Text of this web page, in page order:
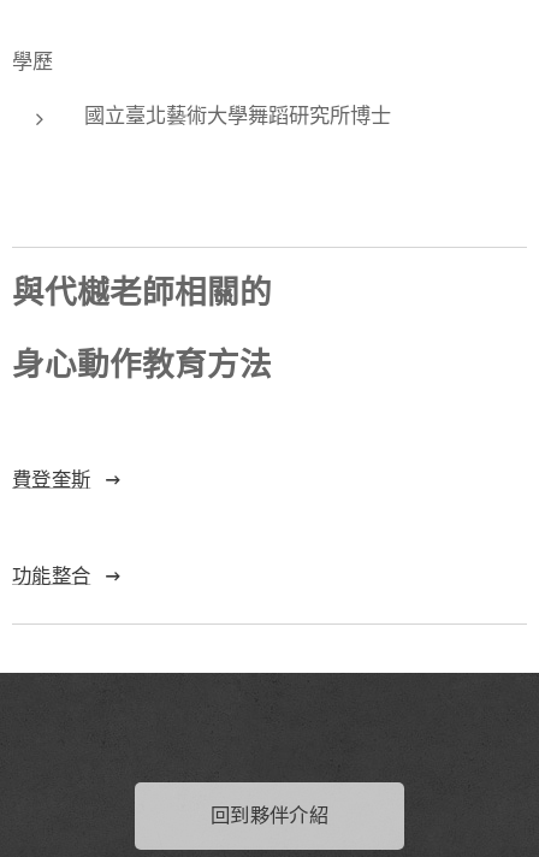
學歷
國立臺北藝術大學舞蹈研究所博士
與代樾老師相關的
身心動作教育方法
費登奎斯
功能整合
回到夥伴介紹